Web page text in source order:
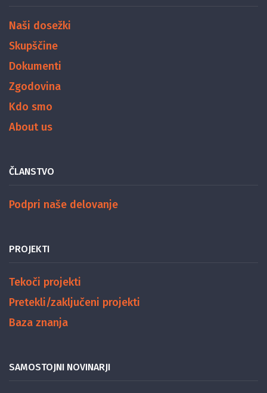
Naši dosežki
Skupščine
Dokumenti
Zgodovina
Kdo smo
About us
ČLANSTVO
Podpri naše delovanje
PROJEKTI
Tekoči projekti
Pretekli/zaključeni projekti
Baza znanja
SAMOSTOJNI NOVINARJI